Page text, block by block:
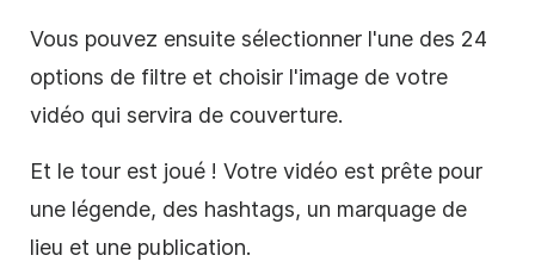
Vous pouvez ensuite sélectionner l'une des 24
options de filtre et choisir l'image de votre
vidéo qui servira de couverture.
Et le tour est joué ! Votre vidéo est prête pour
une légende, des hashtags, un marquage de
lieu et une publication.